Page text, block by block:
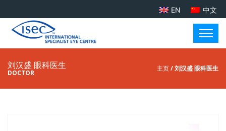
EN 中文
刘汉盛 眼科医生
DOCTOR
主页/ 刘汉盛 眼科医生